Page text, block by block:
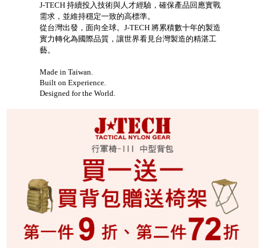
pouches)...39
J-TECH 持續投入技術與人才經驗，確保產品回應實戰
需求，並維持穩定一致的高標準。
從台灣出發，面向全球。J-TECH 將累積數十年的製造
實力轉化為國際品質，讓世界看見台灣製造的精湛工
藝。
Made in Taiwan.
Built on Experience.
Designed for the World.